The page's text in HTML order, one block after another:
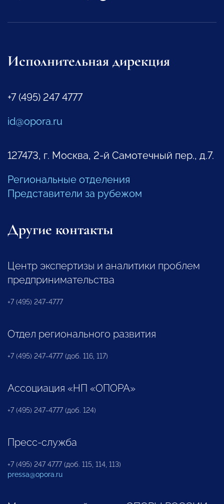
Исполнительная дирекция
+7 (495) 247 4777
id@opora.ru
127473, г. Москва, 2-й Самотечный пер., д.7.
Региональные отделения
Представители за рубежом
Другие контакты
Центр экспертизы и аналитики проблем
предпринимательства
+7 (495) 247-4777
Отдел регионального развития
+7 (495) 247-4777 (доб. 116, 117)
Ассоциация «НП «ОПОРА»
+7 (495) 247-4777 (доб. 124)
Пресс-служба
+7 (495) 247 4777 (доб. 115, 114, 113)
pressa@opora.ru